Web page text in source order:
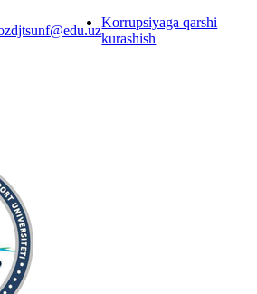
Korrupsiyaga qarshi
kurashish